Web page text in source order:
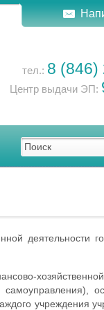
тел.: 8 (846)
Центр выдачи ЭП:
деятельности
хозяйственной
учреждения